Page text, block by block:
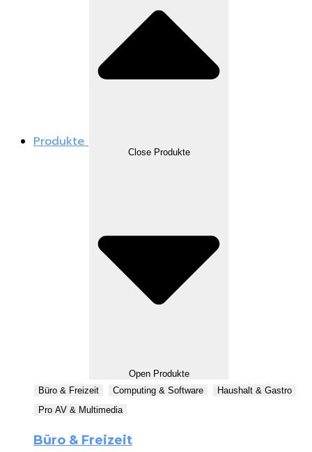
Produkte
Close Produkte
Open Produkte
Büro & Freizeit
Computing & Software
Haushalt & Gastro
Pro AV & Multimedia
Büro & Freizeit